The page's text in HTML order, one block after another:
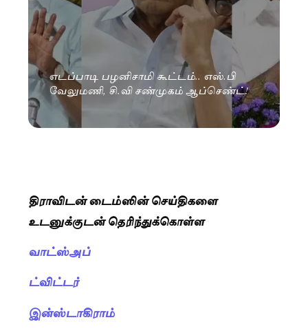
எடப்பாடி பழனிசாமி கூட்டம்.. எஸ்.பி
வேலுமணி, சி.வி சண்முகம் ஆப்செண்ட்!
திராவிடன் டைம்ஸின் செய்திகளை
உடனுக்குடன் தெரிந்துக்கொள்ள
வாட்ஸ்அப்
ட்விட்டர்
இன்ஸ்டாகிராம்